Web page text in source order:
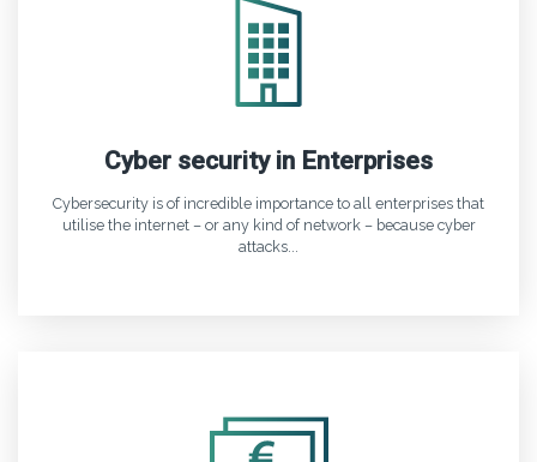
Cyber security in Enterprises
Cybersecurity is of incredible importance to all enterprises that
utilise the internet – or any kind of network – because cyber
attacks...